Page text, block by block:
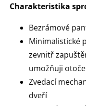
Charakteristika
Bezrámové
Minimalistické
zevnitř
umožňuji
Zvedací
dveří